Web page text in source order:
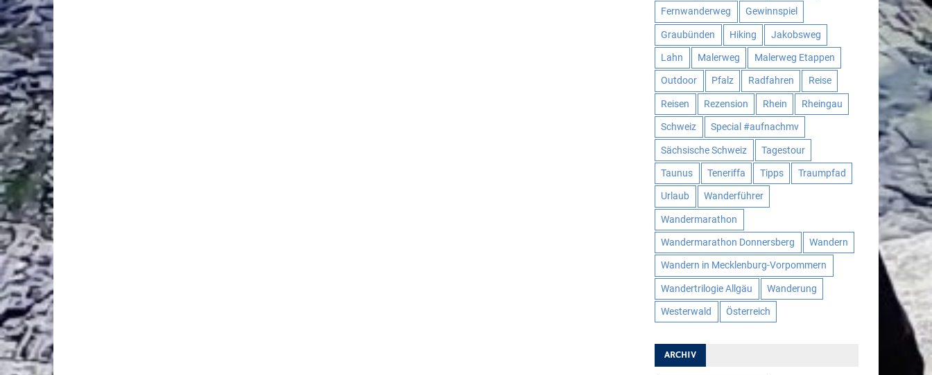
Fernwanderweg Gewinnspiel
Graubünden Hiking Jakobsweg
Lahn Malerweg Malerweg Etappen
Outdoor Pfalz Radfahren Reise
Reisen Rezension Rhein Rheingau
Schweiz Special #aufnachmv
Sächsische Schweiz Tagestour
Taunus Teneriffa Tipps Traumpfad
Urlaub Wanderführer
Wandermarathon
Wandermarathon Donnersberg Wandern
Wandern in Mecklenburg-Vorpommern
Wandertrilogie Allgäu Wanderung
Westerwald Österreich
ARCHIV